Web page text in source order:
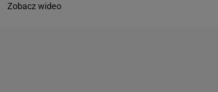
Zobacz wideo